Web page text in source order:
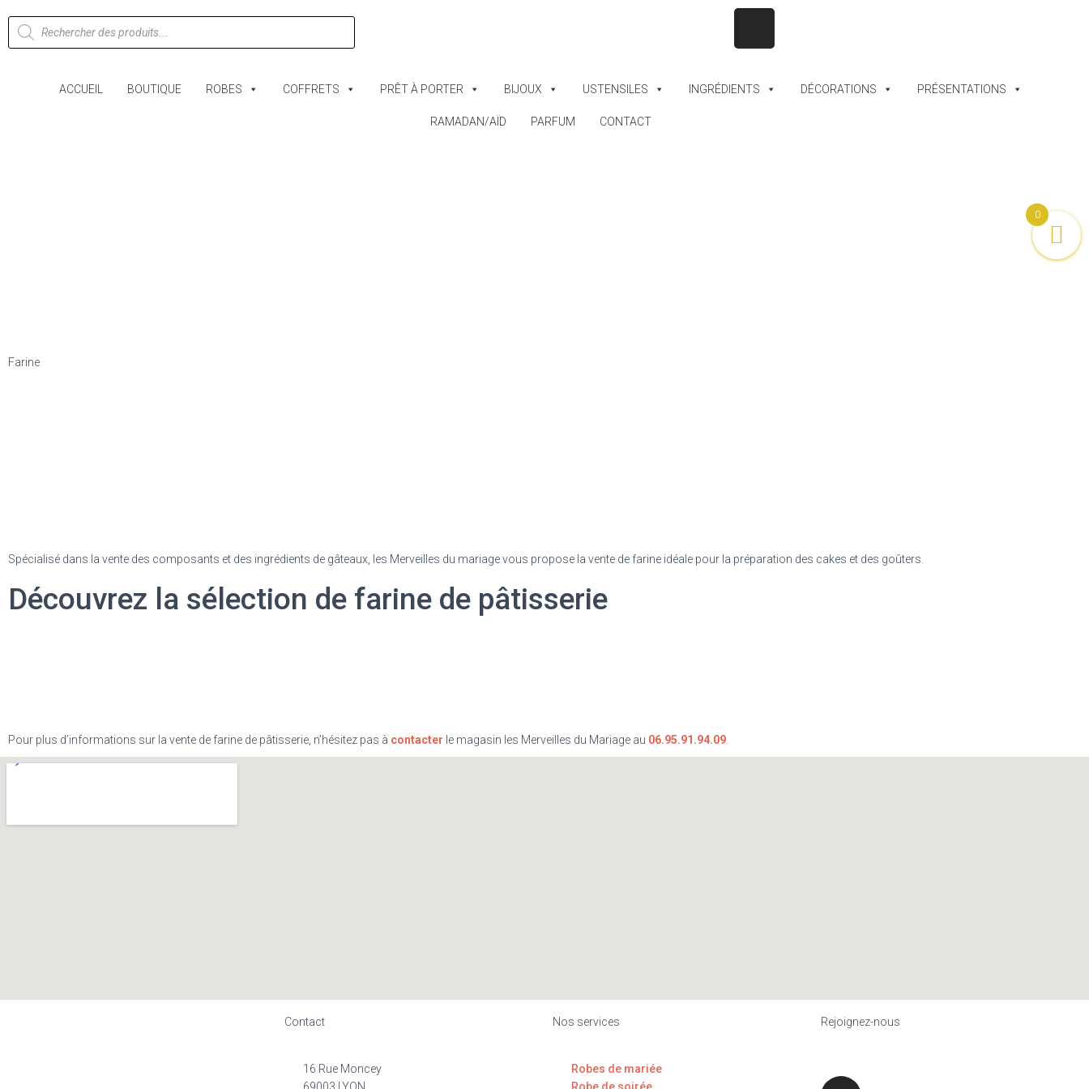
ACCUEIL BOUTIQUE ROBES COFFRETS PRÊT À PORTER BIJOUX USTENSILES INGRÉDIENTS DÉCORATIONS PRÉSENTATIONS
RAMADAN/AÏD PARFUM CONTACT
Farine
Spécialisé dans la vente des composants et des ingrédients de gâteaux, les Merveilles du mariage vous propose la vente de farine idéale pour la préparation des cakes et des goûters.
Découvrez la sélection de farine de pâtisserie
Pour plus d’informations sur la vente de farine de pâtisserie, n’hésitez pas à contacter le magasin les Merveilles du Mariage au 06.95.91.94.09
Contact
16 Rue Moncey
Nos services
Robes de mariée
Rejoignez-nous
0